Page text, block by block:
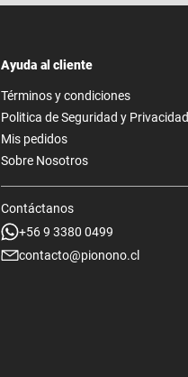
Ayuda al cliente
Términos y condiciones
Politica de Seguridad y Privacidad
Mis pedidos
Sobre Nosotros
Contáctanos
+56 9 3380 0499
contacto@pionono.cl